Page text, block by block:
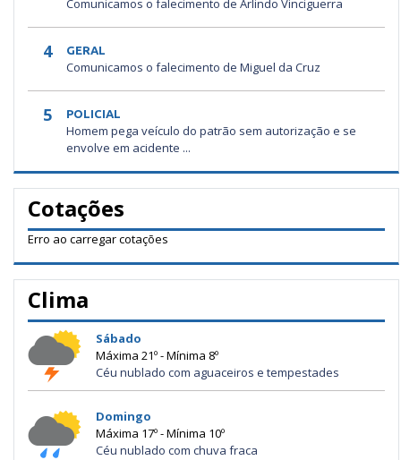
Comunicamos o falecimento de Arlindo Vinciguerra
4 GERAL
Comunicamos o falecimento de Miguel da Cruz
5 POLICIAL
Homem pega veículo do patrão sem autorização e se
envolve em acidente ...
Cotações
Erro ao carregar cotações
Clima
Sábado
Máxima 21º - Mínima 8º
Céu nublado com aguaceiros e tempestades
Domingo
Máxima 17º - Mínima 10º
Céu nublado com chuva fraca